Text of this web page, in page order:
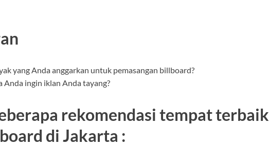
yang Anda anggarkan untuk pemasangan billboard?
Anda ingin iklan Anda tayang?
rekomendasi tempat terbaik
di Jakarta :